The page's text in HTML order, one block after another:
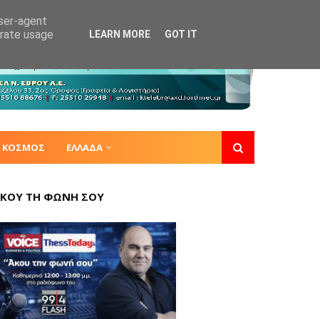
ΚΟΣΜΟΣ ΕΛΛΑΔΑ
ΤΗ ΦΩΝΗ ΣΟΥ
agent
usage
LEARN MORE GOT IT